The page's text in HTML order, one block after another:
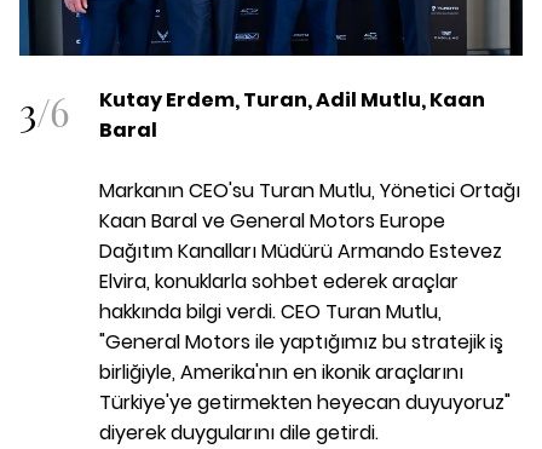
3/6
Kutay Erdem, Turan, Adil Mutlu, Kaan
Baral
Markanın CEO'su Turan Mutlu, Yönetici Ortağı
Kaan Baral ve General Motors Europe
Dağıtım Kanalları Müdürü Armando Estevez
Elvira, konuklarla sohbet ederek araçlar
hakkında bilgi verdi. CEO Turan Mutlu,
"General Motors ile yaptığımız bu stratejik iş
birliğiyle, Amerika'nın en ikonik araçlarını
Türkiye'ye getirmekten heyecan duyuyoruz"
diyerek duygularını dile getirdi.